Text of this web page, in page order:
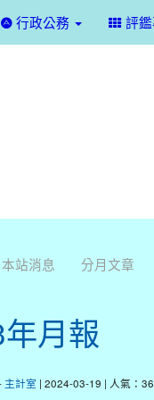
行政公務 評
本站消息 分月文章
月報
主計室 | 2024-03-19 | 人氣：